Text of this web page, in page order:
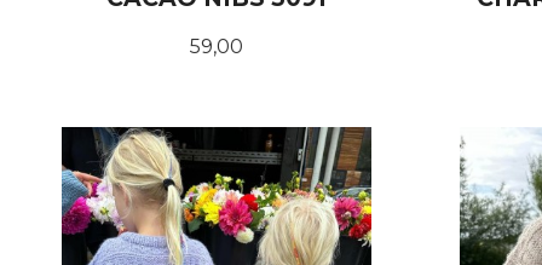
Pris
59,00